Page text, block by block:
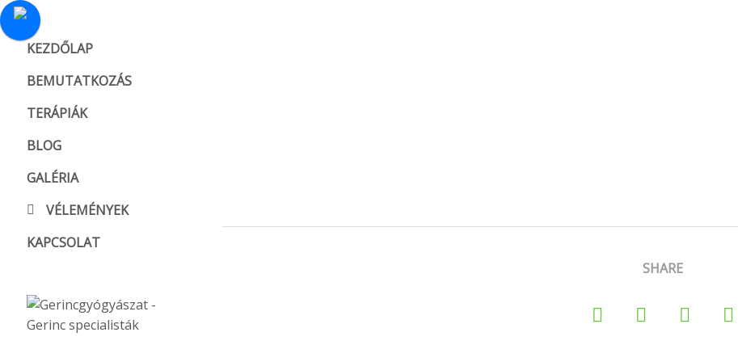
KEZDŐLAP
BEMUTATKOZÁS
TERÁPIÁK
BLOG
GALÉRIA
VÉLEMÉNYEK
KAPCSOLAT
SHARE